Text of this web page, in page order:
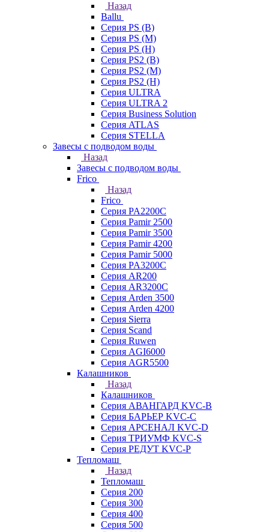
Назад
Ballu
Серия PS (B)
Серия PS (M)
Серия PS (H)
Серия PS2 (B)
Серия PS2 (M)
Серия PS2 (H)
Серия ULTRA
Серия ULTRA 2
Серия Business Solution
Серия ATLAS
Серия STELLA
Завесы с подводом воды
Назад
Завесы с подводом воды
Frico
Назад
Frico
Серия PA2200C
Серия Pamir 2500
Серия Pamir 3500
Серия Pamir 4200
Серия Pamir 5000
Серия PA3200C
Серия AR200
Серия AR3200C
Серия Arden 3500
Серия Arden 4200
Серия Sierra
Серия Scand
Серия Ruwen
Серия AGI6000
Серия AGR5500
Калашников
Назад
Калашников
Серия АВАНГАРД KVC-B
Серия БАРЬЕР KVC-C
Серия АРСЕНАЛ KVC-D
Серия ТРИУМФ KVC-S
Серия РЕДУТ KVC-P
Тепломаш
Назад
Тепломаш
Серия 200
Серия 300
Серия 400
Серия 500